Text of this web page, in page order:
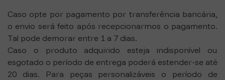
Caso opte por pagamento por transferência bancária,
o envio será feito após recepcionarmos o pagamento.
Tal pode demorar entre 1 a 7 dias.
Caso o produto adquirido esteja indisponível ou
esgotado o período de entrega poderá estender-se até
20 dias. Para peças personalizáveis o período de